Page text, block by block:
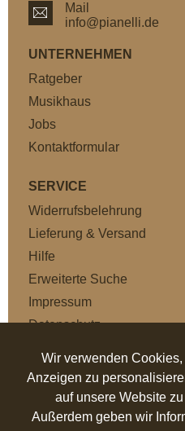
Wir verwenden Cookies,
Anzeigen zu
auf unsere Website
Außerdem geben wir
Mail
info@pianelli.de
UNTERNEHMEN
Ratgeber
Musikhaus
Jobs
Kontaktformular
SERVICE
Widerrufsbelehrung
Lieferung & Versand
Hilfe
Erweiterte Suche
Impressum
Datenschutz
NEWSLETTER